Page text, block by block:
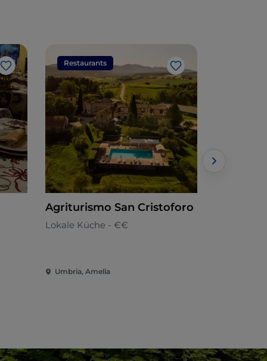
Like
Restaurants
Like
Agriturismo San Cristoforo
Lokale Küche - €€
Umbria, Amelia